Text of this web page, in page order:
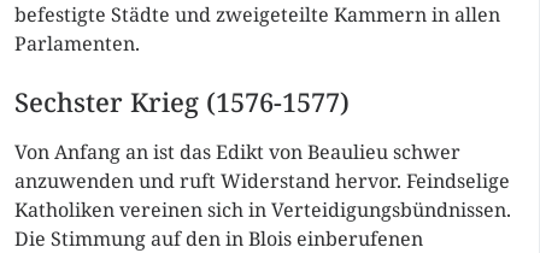
befestigte Städte und zweigeteilte Kammern in allen
Parlamenten.
Sechster Krieg (1576-1577)
Von Anfang an ist das Edikt von Beaulieu schwer
anzuwenden und ruft Widerstand hervor. Feindselige
Katholiken vereinen sich in Verteidigungsbündnissen.
Die Stimmung auf den in Blois einberufenen